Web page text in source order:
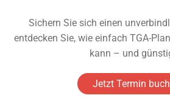
Sichern Sie sich einen
entdecken Sie, wie einfach TGA-
kann – und
Jetzt Termin